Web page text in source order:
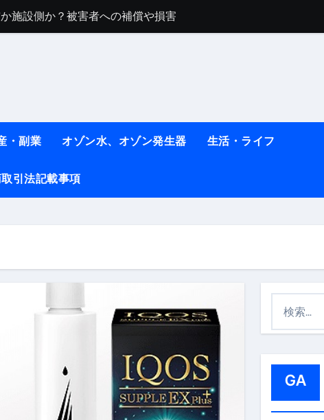
施設側か？被害者への補償や損害賠償をわかりやすく解説
#医療ダイエット
効果ある？ #エクササイズ
険？情報収集との関係と見分け方を解説
観測データと前兆現象を徹底解説【2026】
性は？
い開始＆リリース記念キャンペーン【ムームードメイン】
・副業 オゾン水、オゾン発生器 生活・ライフ
引法記載事項
GA